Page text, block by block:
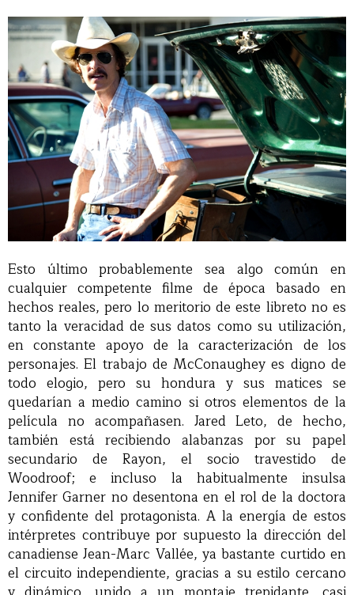
Esto último probablemente sea algo común en
cualquier competente filme de época basado en
hechos reales, pero lo meritorio de este libreto no es
tanto la veracidad de sus datos como su utilización,
en constante apoyo de la caracterización de los
personajes. El trabajo de McConaughey es digno de
todo elogio, pero su hondura y sus matices se
quedarían a medio camino si otros elementos de la
película no acompañasen. Jared Leto, de hecho,
también está recibiendo alabanzas por su papel
secundario de Rayon, el socio travestido de
Woodroof; e incluso la habitualmente insulsa
Jennifer Garner no desentona en el rol de la doctora
y confidente del protagonista. A la energía de estos
intérpretes contribuye por supuesto la dirección del
canadiense Jean-Marc Vallée, ya bastante curtido en
el circuito independiente, gracias a su estilo cercano